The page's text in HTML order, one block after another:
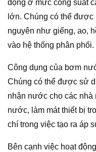
động ở mức công suất
lớn. Chúng có thể
nguyên như giếng, ao,
vào hệ thống phân phối.
Công dụng của bơm
Chúng có thể được sử
nhận nước cho các nhà
nước, làm mát thiết bị
chí trong việc tạo ra áp
Bên cạnh việc hoạt